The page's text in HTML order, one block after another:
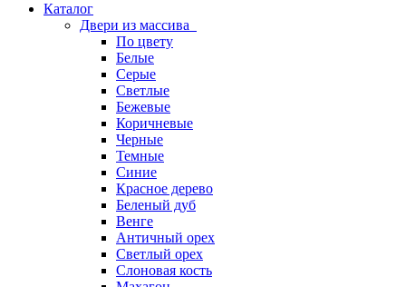
Каталог
Двери из массива
По цвету
Белые
Серые
Светлые
Бежевые
Коричневые
Черные
Темные
Синие
Красное дерево
Беленый дуб
Венге
Античный орех
Светлый орех
Слоновая кость